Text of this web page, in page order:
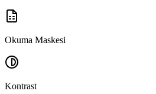
Okuma Maskesi
Kontrast